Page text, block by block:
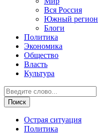
Вся Россия
Южный регион
Блоги
Политика
Экономика
Общество
Власть
Культура
Острая ситуация
Политика